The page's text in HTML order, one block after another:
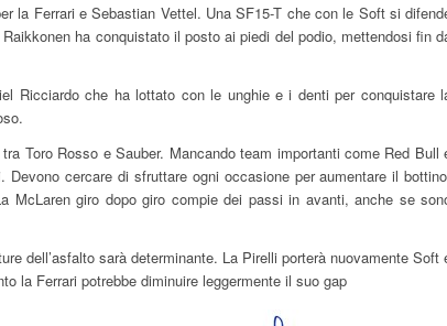
la Ferrari e Sebastian Vettel. Una SF15-T che con le Soft si
ha conquistato il posto ai piedi del podio, mettendosi fin
Ricciardo che ha lottato con le unghie e i denti per conquistare
Toro Rosso e Sauber. Mancando team importanti come Red Bull
cercare di sfruttare ogni occasione per aumentare il
McLaren giro dopo giro compie dei passi in avanti, anche se
dell’asfalto sarà determinante. La Pirelli porterà nuovamente Soft
la Ferrari potrebbe diminuire leggermente il suo gap